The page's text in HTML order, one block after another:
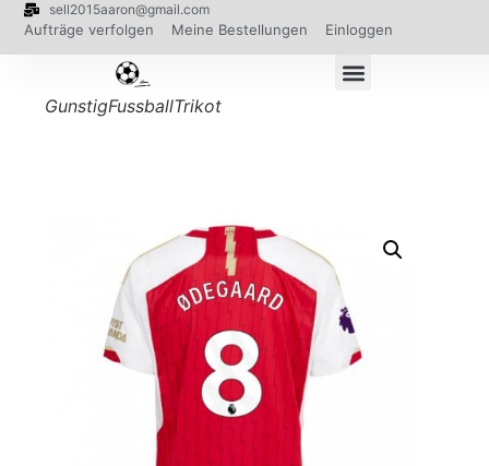
sell2015aaron@gmail.com
Aufträge verfolgen Meine Bestellungen Einloggen
GunstigFussballTrikot